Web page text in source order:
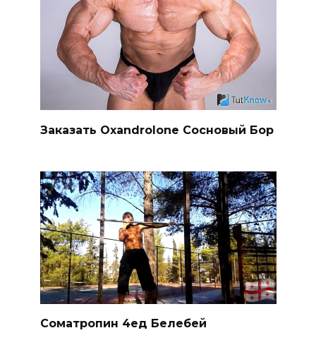
Заказать Oxandrolone Сосновый Бор
Cоматропин 4ед Белебей